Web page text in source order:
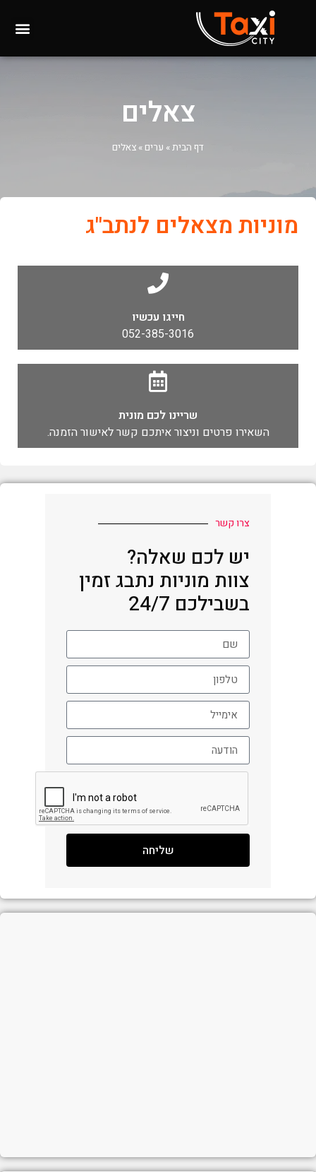
צאלים
דף הבית» ערים » צאלים
מוניות מצאלים לנתב"ג
חייגו עכשיו
052-385-3016
שריינו לכם מונית
השאירו פרטים וניצור איתכם קשר לאישור הזמנה.
צרו קשר
יש לכם שאלה?
צוות מוניות נתבג זמין
בשבילכם 24/7
שליחה